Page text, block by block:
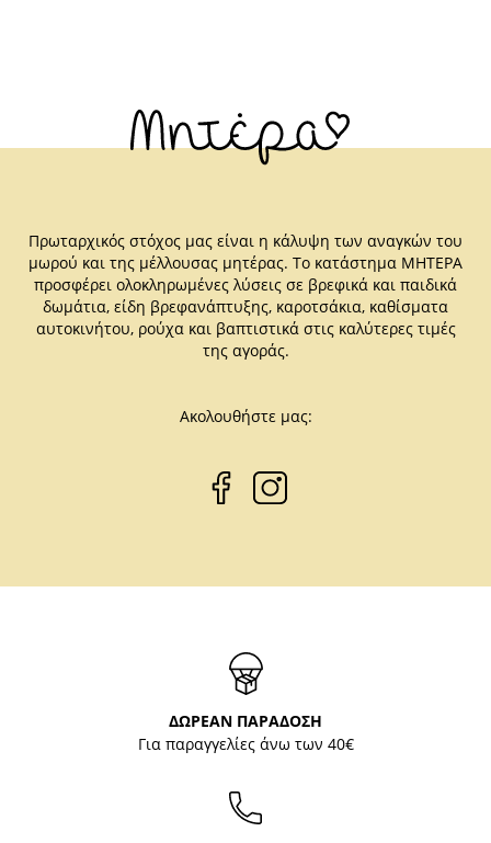
Πρωταρχικός στόχος μας είναι η κάλυψη των αναγκών του
μωρού και της μέλλουσας μητέρας. Το κατάστημα ΜΗΤΕΡΑ
προσφέρει ολοκληρωμένες λύσεις σε βρεφικά και παιδικά
δωμάτια, είδη βρεφανάπτυξης, καροτσάκια, καθίσματα
αυτοκινήτου, ρούχα και βαπτιστικά στις καλύτερες τιμές
της αγοράς.
Ακολουθήστε μας:
ΔΩΡΕΑΝ ΠΑΡΑΔΟΣΗ
Για παραγγελίες άνω των 40€